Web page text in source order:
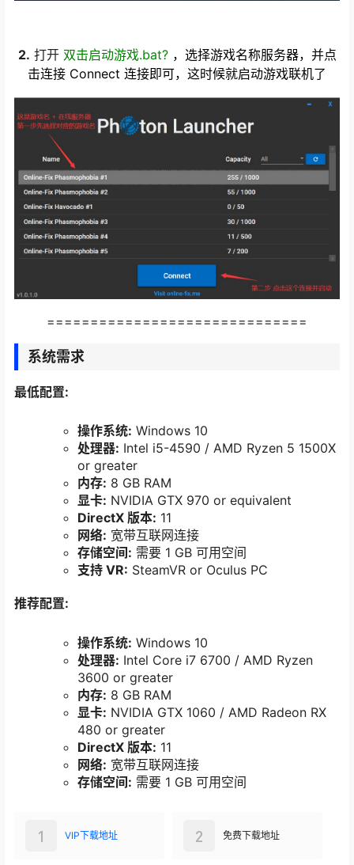
2. 打开 双击启动游戏.bat? ，选择游戏名称服务器，并点
击连接 Connect 连接即可，这时候就启动游戏联机了
==============================
系统需求
最低配置:
操作系统: Windows 10
处理器: Intel i5-4590 / AMD Ryzen 5 1500X
or greater
内存: 8 GB RAM
显卡: NVIDIA GTX 970 or equivalent
DirectX 版本: 11
网络: 宽带互联网连接
存储空间: 需要 1 GB 可用空间
支持 VR: SteamVR or Oculus PC
推荐配置:
操作系统: Windows 10
处理器: Intel Core i7 6700 / AMD Ryzen
3600 or greater
内存: 8 GB RAM
显卡: NVIDIA GTX 1060 / AMD Radeon RX
480 or greater
DirectX 版本: 11
网络: 宽带互联网连接
存储空间: 需要 1 GB 可用空间
VIP下载地址
1 免费下载地址
2